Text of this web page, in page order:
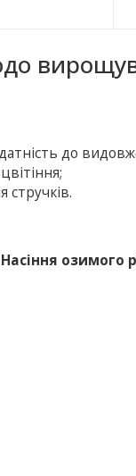
до
стручків.
Насіння озимого